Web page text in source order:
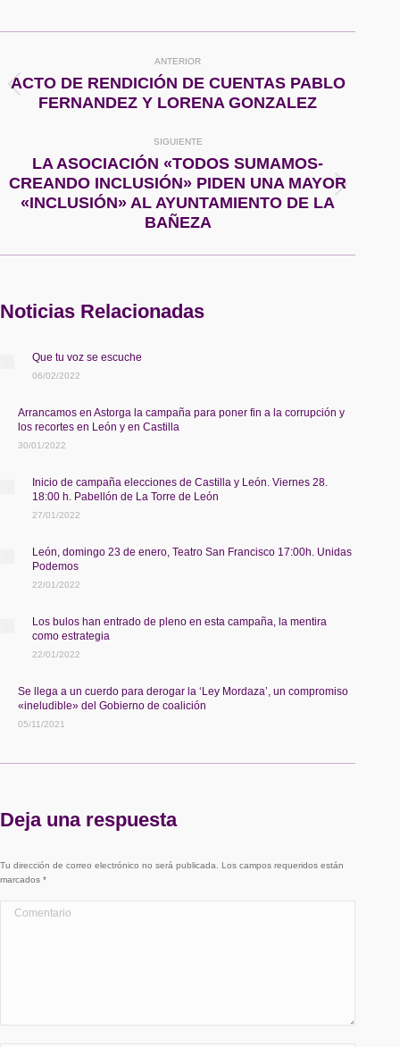
entre
ANTERIOR
Publicación
anterior:
ACTO DE RENDICIÓN DE CUENTAS PABLO
FERNANDEZ Y LORENA GONZALEZ
SIGUIENTE
Publicación
siguiente:
LA ASOCIACIÓN «TODOS SUMAMOS-
CREANDO INCLUSIÓN» PIDEN UNA MAYOR
«INCLUSIÓN» AL AYUNTAMIENTO DE LA
BAÑEZA
Noticias Relacionadas
Que tu voz se escuche
06/02/2022
Arrancamos en Astorga la campaña para poner fin a la corrupción y
los recortes en León y en Castilla
30/01/2022
Inicio de campaña elecciones de Castilla y León. Viernes 28.
18:00 h. Pabellón de La Torre de León
27/01/2022
León, domingo 23 de enero, Teatro San Francisco 17:00h. Unidas
Podemos
22/01/2022
Los bulos han entrado de pleno en esta campaña, la mentira
como estrategia
22/01/2022
Se llega a un cuerdo para derogar la ‘Ley Mordaza’, un compromiso
«ineludible» del Gobierno de coalición
05/11/2021
Deja una respuesta
Tu dirección de correo electrónico no será publicada. Los campos requeridos están
marcados *
Comentario